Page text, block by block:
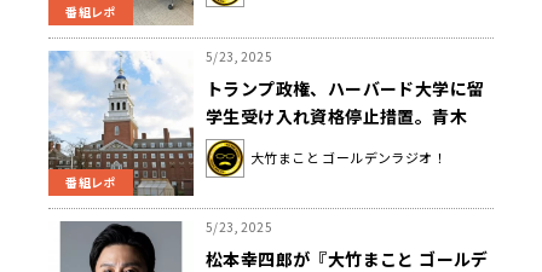
番組レポ
番組レポ
5/23, 2025
トランプ政権、ハーバード大学に留
学生受け入れ資格停止措置。青木
「学問の自治も大学の独立も何もな
い」
大竹まこと ゴールデンラジオ！
5/23, 2025
松本幸四郎が『大竹まこと ゴールデ